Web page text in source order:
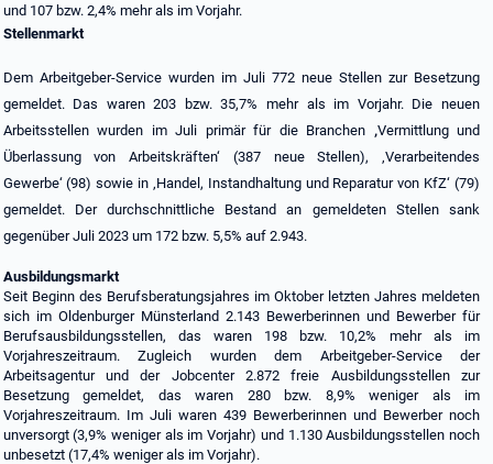
und 107 bzw. 2,4% mehr als im Vorjahr.
Stellenmarkt
Dem Arbeitgeber-Service wurden im Juli 772 neue Stellen zur Besetzung
gemeldet. Das waren 203 bzw. 35,7% mehr als im Vorjahr. Die neuen
Arbeitsstellen wurden im Juli primär für die Branchen ‚Vermittlung und
Überlassung von Arbeitskräften‘ (387 neue Stellen), ‚Verarbeitendes
Gewerbe‘ (98) sowie in ‚Handel, Instandhaltung und Reparatur von KfZ‘ (79)
gemeldet. Der durchschnittliche Bestand an gemeldeten Stellen sank
gegenüber Juli 2023 um 172 bzw. 5,5% auf 2.943.
Ausbildungsmarkt
Seit Beginn des Berufsberatungsjahres im Oktober letzten Jahres meldeten
sich im Oldenburger Münsterland 2.143 Bewerberinnen und Bewerber für
Berufsausbildungsstellen, das waren 198 bzw. 10,2% mehr als im
Vorjahreszeitraum. Zugleich wurden dem Arbeitgeber-Service der
Arbeitsagentur und der Jobcenter 2.872 freie Ausbildungsstellen zur
Besetzung gemeldet, das waren 280 bzw. 8,9% weniger als im
Vorjahreszeitraum. Im Juli waren 439 Bewerberinnen und Bewerber noch
unversorgt (3,9% weniger als im Vorjahr) und 1.130 Ausbildungsstellen noch
unbesetzt (17,4% weniger als im Vorjahr).